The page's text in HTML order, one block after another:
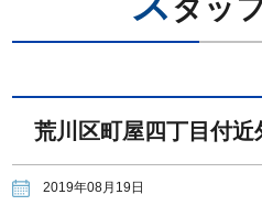
タッ
荒川区町屋四丁目付近
2019年08月19日